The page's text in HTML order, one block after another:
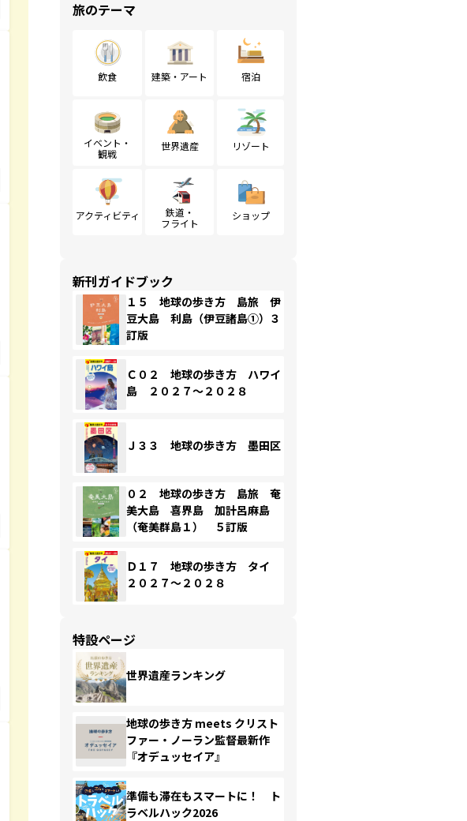
旅のテーマ
飲食 建築・アート 宿泊
イベント・
観戦
世界遺産 リゾート
アクティビティ
鉄道・
フライト
ショップ
新刊ガイドブック
１５ 地球の歩き方 島旅 伊
豆大島 利島（伊豆諸島①）３
訂版
Ｃ０２ 地球の歩き方 ハワイ
島 ２０２７～２０２８
Ｊ３３ 地球の歩き方 墨田区
０２ 地球の歩き方 島旅 奄
美大島 喜界島 加計呂麻島
（奄美群島１） ５訂版
Ｄ１７ 地球の歩き方 タイ
２０２７～２０２８
特設ページ
世界遺産ランキング
地球の歩き方 meets クリスト
ファー・ノーラン監督最新作
『オデュッセイア』
準備も滞在もスマートに！ ト
ラベルハック2026